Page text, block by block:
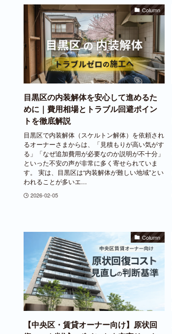
Column
目黒区の内装解体を安心して進めるた
めに｜費用相場とトラブル回避ポイン
トを徹底解説
目黒区で内装解体（スケルトン解体）を依頼され
るオーナーさまからは、「見積もりが高い気がす
る」「なぜ追加費用が必要なのか説明が不十分」
といった不安の声が非常に多く寄せられていま
す。 実は、目黒区は“内装解体が難しい地域”とい
われることが多いエ...
2026-02-05
Column
【中央区・賃貸オーナー向け】原状回